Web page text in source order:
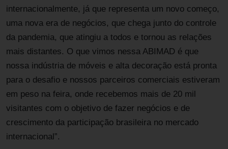
internacionalmente, já que representa um novo começo,
uma nova era de negócios, que chega junto do controle
da pandemia, que atingiu a todos e tornou as relações
mais distantes. O que vimos nessa ABIMAD é que
nossa indústria de móveis e alta decoração está pronta
para o desafio e nossos parceiros comerciais estiveram
em peso na feira, onde recebemos mais de 20 mil
visitantes com o objetivo de fazer negócios e de
crescimento da participação brasileira no mercado
internacional”.